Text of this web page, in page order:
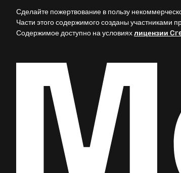
Сделайте пожертвование в пользу
Части этого содержимого созданы
Содержимое доступно на условияхлицензии